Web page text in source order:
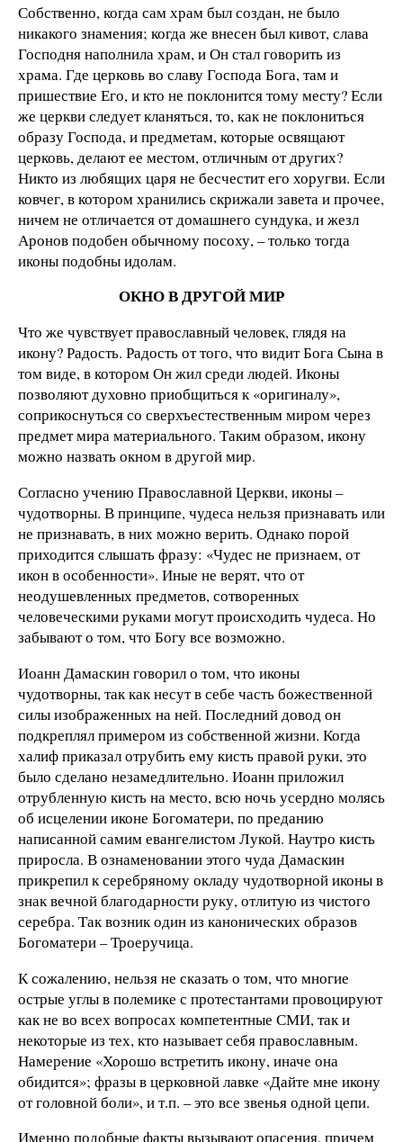
Собственно, когда сам храм был создан, не было
никакого знамения; когда же внесен был кивот, слава
Господня наполнила храм, и Он стал говорить из
храма. Где церковь во славу Господа Бога, там и
пришествие Его, и кто не поклонится тому месту? Если
же церкви следует кланяться, то, как не поклониться
образу Господа, и предметам, которые освящают
церковь, делают ее местом, отличным от других?
Никто из любящих царя не бесчестит его хоругви. Если
ковчег, в котором хранились скрижали завета и прочее,
ничем не отличается от домашнего сундука, и жезл
Аронов подобен обычному посоху, – только тогда
иконы подобны идолам.
ОКНО В ДРУГОЙ МИР
Что же чувствует православный человек, глядя на
икону? Радость. Радость от того, что видит Бога Сына в
том виде, в котором Он жил среди людей. Иконы
позволяют духовно приобщиться к «оригиналу»,
соприкоснуться со сверхъестественным миром через
предмет мира материального. Таким образом, икону
можно назвать окном в другой мир.
Согласно учению Православной Церкви, иконы –
чудотворны. В принципе, чудеса нельзя признавать или
не признавать, в них можно верить. Однако порой
приходится слышать фразу: «Чудес не признаем, от
икон в особенности». Иные не верят, что от
неодушевленных предметов, сотворенных
человеческими руками могут происходить чудеса. Но
забывают о том, что Богу все возможно.
Иоанн Дамаскин говорил о том, что иконы
чудотворны, так как несут в себе часть божественной
силы изображенных на ней. Последний довод он
подкреплял примером из собственной жизни. Когда
халиф приказал отрубить ему кисть правой руки, это
было сделано незамедлительно. Иоанн приложил
отрубленную кисть на место, всю ночь усердно молясь
об исцелении иконе Богоматери, по преданию
написанной самим евангелистом Лукой. Наутро кисть
приросла. В ознаменовании этого чуда Дамаскин
прикрепил к серебряному окладу чудотворной иконы в
знак вечной благодарности руку, отлитую из чистого
серебра. Так возник один из канонических образов
Богоматери – Троеручица.
К сожалению, нельзя не сказать о том, что многие
острые углы в полемике с протестантами провоцируют
как не во всех вопросах компетентные СМИ, так и
некоторые из тех, кто называет себя православным.
Намерение «Хорошо встретить икону, иначе она
обидится»; фразы в церковной лавке «Дайте мне икону
от головной боли», и т.п. – это все звенья одной цепи.
Именно подобные факты вызывают опасения, причем